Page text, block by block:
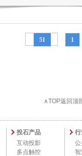
51 1
∧TOP返回顶
投石产品
互动投影
多点触控